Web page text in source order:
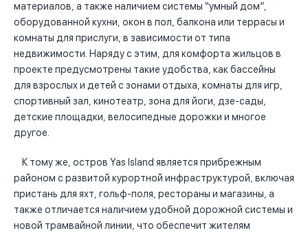
материалов, а также наличием системы “умный дом”,
оборудованной кухни, окон в пол, балкона или террасы и
комнаты для прислуги, в зависимости от типа
недвижимости. Наряду с этим, для комфорта жильцов в
проекте предусмотрены такие удобства, как бассейны
для взрослых и детей с зонами отдыха, комнаты для игр,
спортивный зал, кинотеатр, зона для йоги, дзе-сады,
детские площадки, велосипедные дорожки и многое
другое.
К тому же, остров Yas Island является прибрежным
районом с развитой курортной инфраструктурой, включая
пристань для яхт, гольф-поля, рестораны и магазины, а
также отличается наличием удобной дорожной системы и
новой трамвайной линии, что обеспечит жителям